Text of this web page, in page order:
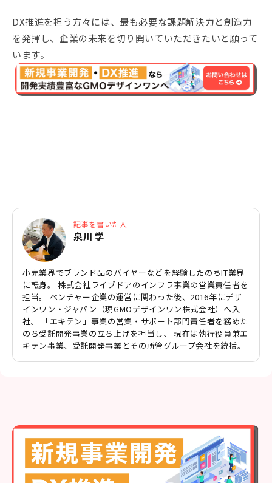
DX推進を担う方々には、最も必要な課題解決力と創造力
を発揮し、企業の未来を切り開いていただきたいと願って
います。
記事を書いた人
泉川 学
小売業界でブランド品のバイヤーなどを経験したのちIT業界
に転身。 株式会社ライブドアのインフラ事業の営業責任者を
担当。 ベンチャー企業の運営に関わった後、2016年にデザ
インワン・ジャパン（現GMOデザインワン株式会社）へ入
社。 「エキテン」事業の営業・サポート部門責任者を務めた
のち受託開発事業の立ち上げを担当し、 現在は執行役員兼エ
キテン事業、受託開発事業とその所管グループ会社を統括。